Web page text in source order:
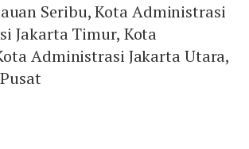
Seribu, Kota Administrasi
Jakarta Timur, Kota
Administrasi Jakarta Utara,